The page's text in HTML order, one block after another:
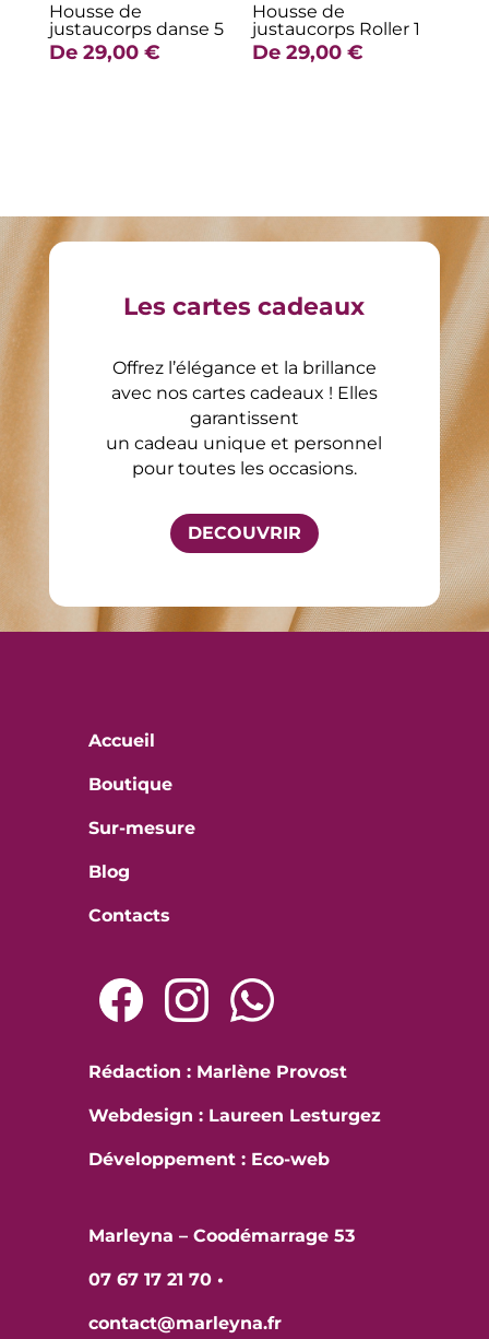
Housse de
justaucorps danse 5
De 29,00 €
Housse de
justaucorps Roller 1
De29,00€
Les cartes cadeaux
Offrez l’élégance et la brillance
avec nos cartes cadeaux ! Elles
garantissent
un cadeau unique et personnel
pour toutes les occasions.
DECOUVRIR
Accueil
Boutique
Sur-mesure
Blog
Contacts
Rédaction : Marlène Provost
Webdesign : Laureen Lesturgez
Développement : Eco-web
Marleyna – Coodémarrage 53
07 67 17 21 70•
contact@marleyna.fr